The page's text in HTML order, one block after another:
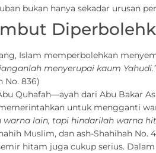
bukan hanya sekadar urusan
Islam memperbolehkan
menyerupai kaum Yahudi.”
No. 836)
Quhafah—ayah dari Abu Bakar
untuk mengganti
warna lain, tapi hindarilah warna
Muslim, dan ash-Shahihah No.
hitam juga cukup serius.